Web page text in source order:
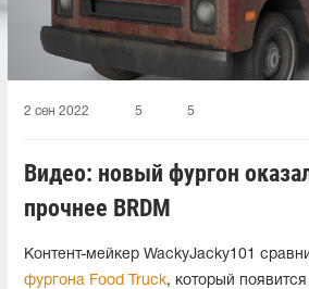
2 сен 2022 5 5
Видео: новый фургон
прочнее BRDM
Контент-мейкер WackyJacky101
фургона Food Truck, который